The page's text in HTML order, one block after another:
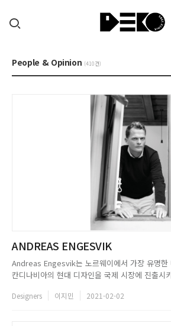
People & Opinion (410건)
ANDREAS ENGESVIK
Andreas Engesvik는 노르웨이에서 가장 유명한
칸디나비아의 현대 디자인을 국제 시장에 진출시
National College of Art and Design에서 석사
Designers 이지민 2021-02-02